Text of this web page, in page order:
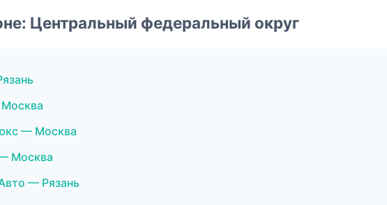
Центральный федеральный округ
— Москва
Москва
— Рязань